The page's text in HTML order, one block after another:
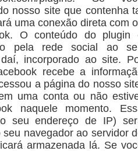
nosso site que contenha
uma conexão direta com
O conteúdo do plugin
pela rede social ao
incorporado ao site.
recebe a
a página do nosso
uma conta ou não
naquele momento.
seu endereço de IP)
navegador ao servidor
armazenada lá. Se